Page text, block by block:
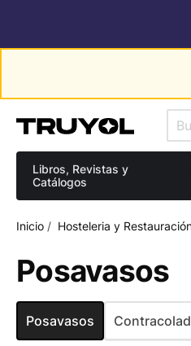
Libros, Revistas y
Catálogos
Inicio / Hosteleria y
Posavasos
Posavasos